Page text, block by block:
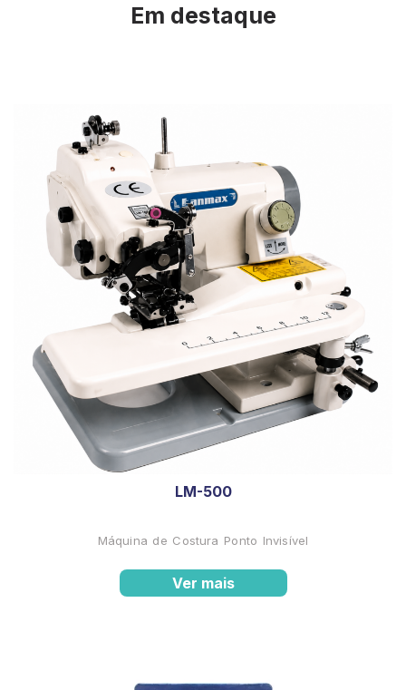
Em destaque
LM-500
Máquina de Costura Ponto Invisível
Ver mais